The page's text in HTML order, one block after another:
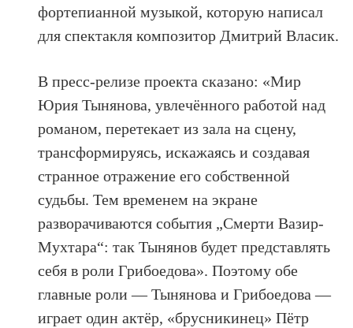
фортепианной музыкой, которую написал
для спектакля композитор Дмитрий Власик.
В пресс-релизе проекта сказано: «Мир
Юрия Тынянова, увлечённого работой над
романом, перетекает из зала на сцену,
трансформируясь, искажаясь и создавая
странное отражение его собственной
судьбы. Тем временем на экране
разворачиваются события „Смерти Вазир-
Мухтара“: так Тынянов будет представлять
себя в роли Грибоедова». Поэтому обе
главные роли — Тынянова и Грибоедова —
играет один актёр, «брусникинец» Пётр